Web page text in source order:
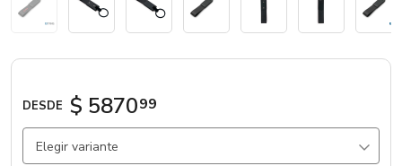
DESDE $ 587099
Elegir variante